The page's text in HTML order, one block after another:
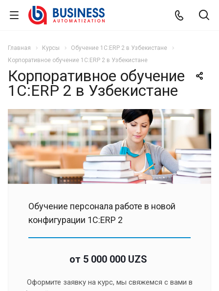
Главная Курсы
Обучение 1С:ERP 2 в Узбекистане
Корпоративное обучение 1С:ERP 2 в Узбекистане
Корпоративное обучение
1С:ERP 2 в Узбекистане
Обучение персонала работе в новой
конфигурации 1С:ERP 2
от 5 000 000 UZS
Оформите заявку на курс, мы свяжемся с вами в